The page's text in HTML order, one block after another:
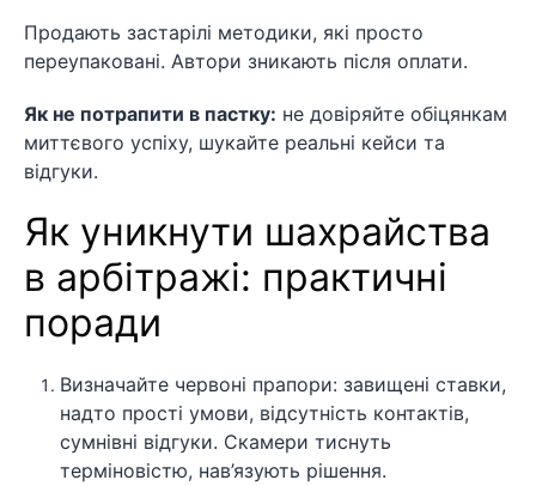
Продають застарілі методики, які просто
переупаковані. Автори зникають після оплати.
Як не потрапити в пастку: не довіряйте обіцянкам
миттєвого успіху, шукайте реальні кейси та
відгуки.
Як уникнути шахрайства
в арбітражі: практичні
поради
Визначайте червоні прапори: завищені ставки,
надто прості умови, відсутність контактів,
сумнівні відгуки. Скамери тиснуть
терміновістю, нав’язують рішення.